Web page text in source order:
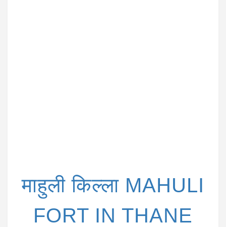
माहुली किल्ला MAHULI
FORT IN THANE